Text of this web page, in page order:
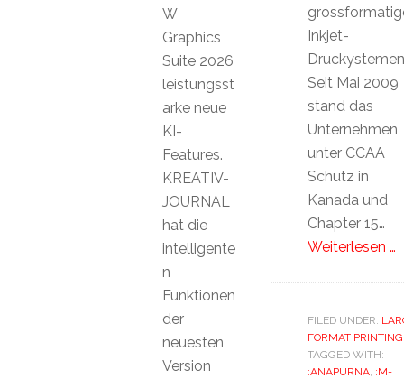
Inkjet-
Seit Mai 2009
stand das
Unternehmen
unter CCAA
Schutz in
Kanada und
Chapter 15…
Weiterlesen …
FILED UNDER:
FORMAT PRINTING
TAGGED WITH:
:ANAPURNA, :M-
W
Graphics
Suite 2026
leistungsst
arke neue
KI-
Features.
KREATIV-
JOURNAL
hat die
intelligente
n
Funktionen
der
neuesten
Version